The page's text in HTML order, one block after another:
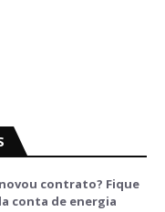
contrato? Fique
conta de energia